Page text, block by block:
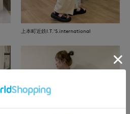
上本町近鉄I.T.'S.international